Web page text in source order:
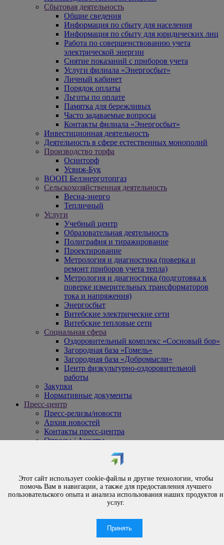
Сбытовая деятельность
Общие сведения
Информация по сбыту для населения
Информация по сбыту для юридических лиц
Работа по совершенствованию учета
электрической энергии
Снятие показаний с приборов учета
Услуги филиала «Энергосбыт»
Личный кабинет
Порядок оплаты
Льготы по оплате
Памятка для бережливых
Часто задаваемые вопросы
Контакты филиала «Энергосбыт»
Инвестиционная деятельность
Деятельность в сфере естественных монополий
Производство торфа
Осинторф
Усвиж-Бук
ВООП Белэнерготопгаз
Сельскохозяйственная деятельность
Весна-энерго
Тепличный
Услуги
Учебный центр
Образовательная деятельность
Полиграфия и тиражирование
Проектирование
Метрология и диагностика (поверка и
ремонт приборов учета тепла)
Метрология и диагностика (подготовка к
поверке измерительных трансформаторов
тока и напряжения)
Энергосбыт
Витебские электрические сети
Витебские тепловые сети
Социальная сфера
Оздоровительный комплекс «Сосновый бор»
Загородная база «Гомель»
Загородная база «Добромысли»
Центр физкультурно-оздоровительной
работы
Закупки
Нормативные документы
Пресс-центр
Пресс-релизы/новости
Архив новостей
Контакты пресс-центра
Опросы / Анкеты
Обращения
Порядок рассмотрения обращений
Личный приём
Электронные обращения
Часто задаваемые вопросы
Этот сайт использует cookie-файлы и другие технологии, чтобы
помочь Вам в навигации, а также для предоставления лучшего
пользовательского опыта и анализа использования наших продуктов и
услуг.
Принять